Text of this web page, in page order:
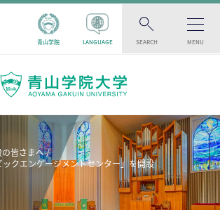
青山学院 LANGUAGE SEARCH MENU
皆さまへ
ックエンゲージメントセンター」を開設